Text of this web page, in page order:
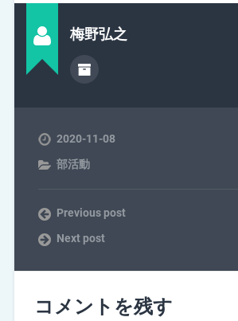
梅野弘之
2020-11-08
部活動
Previous post
Next post
コメントを残す